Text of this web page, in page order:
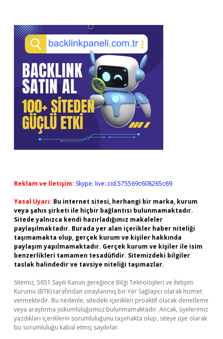
Reklam ve İletişim: Skype: live:.cid.575569c608265c69
Yasal Uyarı: Bu internet sitesi, herhangi bir marka, kurum
veya şahıs şirketi ile hiçbir bağlantısı bulunmamaktadır.
Sitede yalnızca kendi hazırladığımız makaleler
paylaşılmaktadır. Burada yer alan içerikler haber niteliği
taşımamakta olup, gerçek kurum ve kişiler hakkında
paylaşım yapılmamaktadır. Gerçek kurum ve kişiler ile isim
benzerlikleri tamamen tesadüfidir. Sitemizdeki bilgiler
taslak halindedir ve tavsiye niteliği taşımazlar.
Sitemiz, 5651 Sayılı Kanun gereğince Bilgi Teknolojileri ve İletişim
Kurumu (BTK) tarafından onaylanmış bir Yer Sağlayıcı olarak hizmet
vermektedir. Bu nedenle, sitedeki içerikleri proaktif olarak denetleme
veya araştırma yükümlülüğümüz bulunmamaktadır. Ancak, üyelerimiz
yazdıkları içeriklerin sorumluluğunu taşımakta olup, siteye üye olarak
bu sorumluluğu kabul etmiş sayılırlar.